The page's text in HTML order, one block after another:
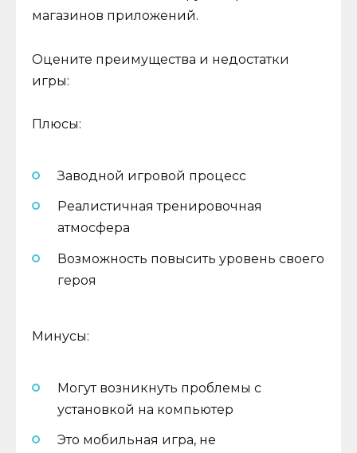
магазинов приложений.
Оцените преимущества и недостатки
игры:
Плюсы:
Заводной игровой процесс
Реалистичная тренировочная
атмосфера
Возможность повысить уровень своего
героя
Минусы:
Могут возникнуть проблемы с
установкой на компьютер
Это мобильная игра, не